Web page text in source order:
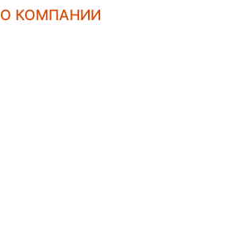
О КОМПАНИИ